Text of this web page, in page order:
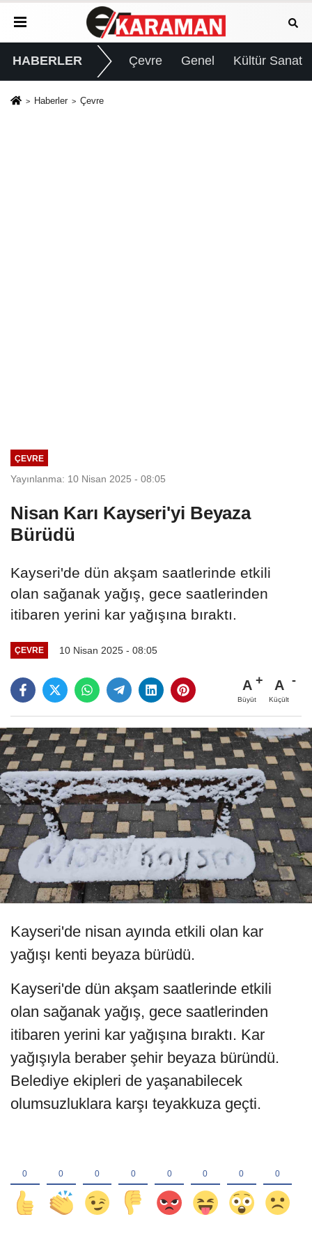
HABERLER Çevre Genel Kültür Sanat
Haberler Çevre
ÇEVRE
Yayınlanma: 10 Nisan 2025 - 08:05
Nisan Karı Kayseri'yi Beyaza
Bürüdü
Kayseri'de dün akşam saatlerinde etkili
olan sağanak yağış, gece saatlerinden
itibaren yerini kar yağışına bıraktı.
ÇEVRE 10 Nisan 2025 - 08:05
A
Büyüt
A
Küçült
Kayseri'de nisan ayında etkili olan kar
yağışı kenti beyaza bürüdü.
Kayseri'de dün akşam saatlerinde etkili
olan sağanak yağış, gece saatlerinden
itibaren yerini kar yağışına bıraktı. Kar
yağışıyla beraber şehir beyaza büründü.
Belediye ekipleri de yaşanabilecek
olumsuzluklara karşı teyakkuza geçti.